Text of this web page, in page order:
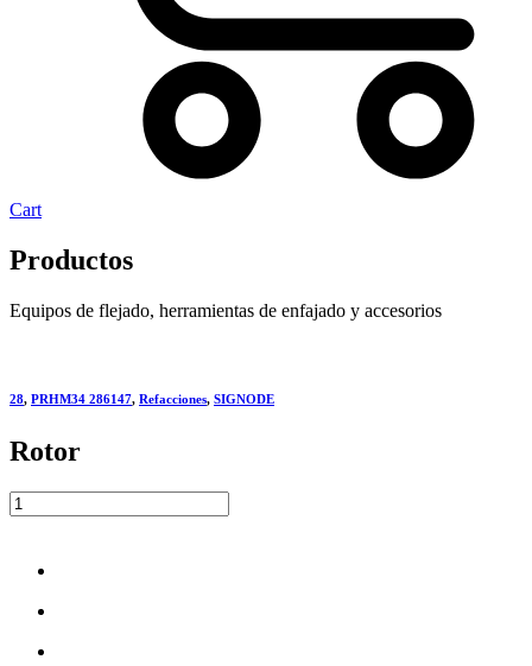
Cart
Productos
Equipos de flejado, herramientas de enfajado y accesorios
28, PRHM34 286147, Refacciones, SIGNODE
Rotor
Rotor
quantity